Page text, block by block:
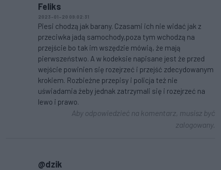
Feliks
2023-01-20 09:02:31
Piesi chodzą jak barany. Czasami ich nie widać jak z
przeciwka jadą samochody,poza tym wchodzą na
przejście bo tak im wszędzie mówią, że mają
pierwszeństwo. A w kodeksie napisane jest że przed
wejście powinien się rozejrzeć i przejść zdecydowanym
krokiem. Rozbieżne przepisy i policja też nie
uświadamia żeby jednak zatrzymali się i rozejrzeć na
lewo i prawo.
Aby odpowiedzieć na komentarz, musisz być
zalogowany.
@dzik